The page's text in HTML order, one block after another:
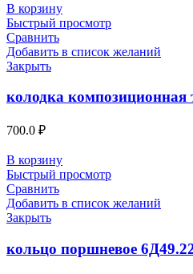
В корзину
Быстрый просмотр
Сравнить
Добавить в список желаний
Закрыть
колодка композиционная
700.0 ₽
В корзину
Быстрый просмотр
Сравнить
Добавить в список желаний
Закрыть
кольцо поршневое